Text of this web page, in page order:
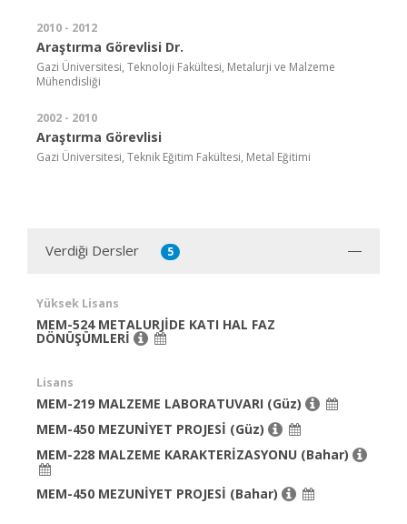
2010 - 2012
Araştırma Görevlisi Dr.
Gazi Üniversitesi, Teknoloji Fakültesi, Metalurji ve Malzeme
Mühendisliği
2002 - 2010
Araştırma Görevlisi
Gazi Üniversitesi, Teknik Eğitim Fakültesi, Metal Eğitimi
Verdiği Dersler 5
Yüksek Lisans
MEM-524 METALURJİDE KATI HAL FAZ
DÖNÜŞÜMLERİ
Lisans
MEM-219 MALZEME LABORATUVARI (Güz)
MEM-450 MEZUNİYET PROJESİ (Güz)
MEM-228 MALZEME KARAKTERİZASYONU (Bahar)
MEM-450 MEZUNİYET PROJESİ (Bahar)